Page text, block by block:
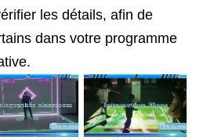
les détails, afin de
dans votre programme